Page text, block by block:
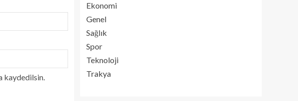
kaydedilsin.
Ekonomi
Genel
Sağlık
Spor
Teknoloji
Trakya